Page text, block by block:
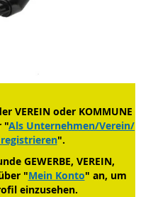
VEREIN oder KOMMUNE
"Als Unternehmen/Verein/
".
GEWERBE, VEREIN,
"Mein Konto" an, um
einzusehen.